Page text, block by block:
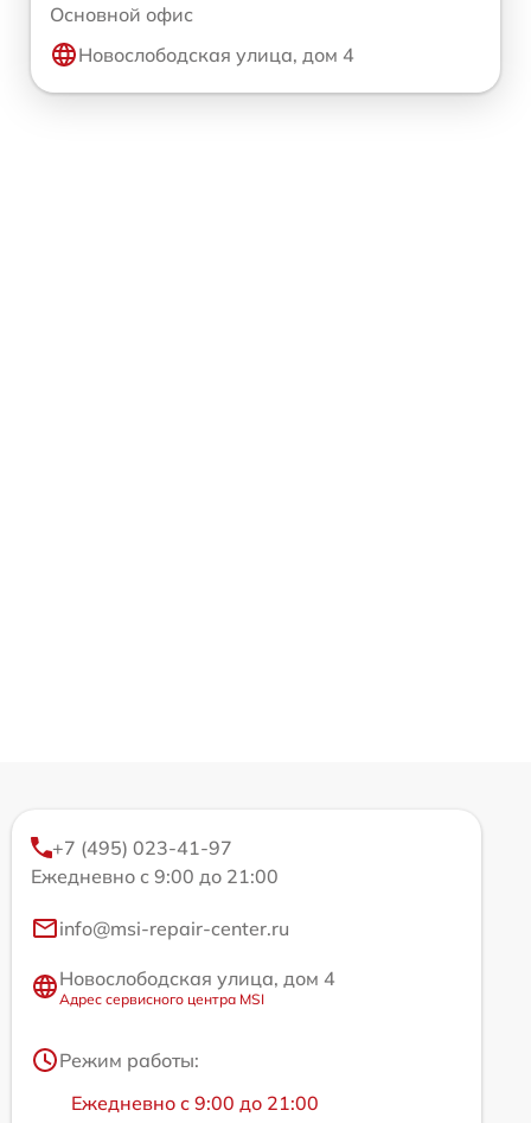
Основной офис
Новослободская улица, дом 4
+7 (495) 023-41-97
Ежедневно с 9:00 до 21:00
info@msi-repair-center.ru
Новослободская улица, дом 4
Адрес сервисного центра MSI
Режим работы:
Ежедневно с 9:00 до 21:00